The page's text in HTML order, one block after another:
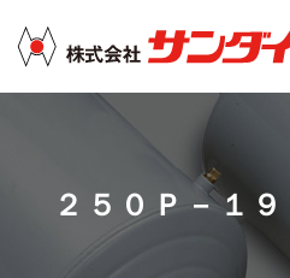
２５０Ｐ－１